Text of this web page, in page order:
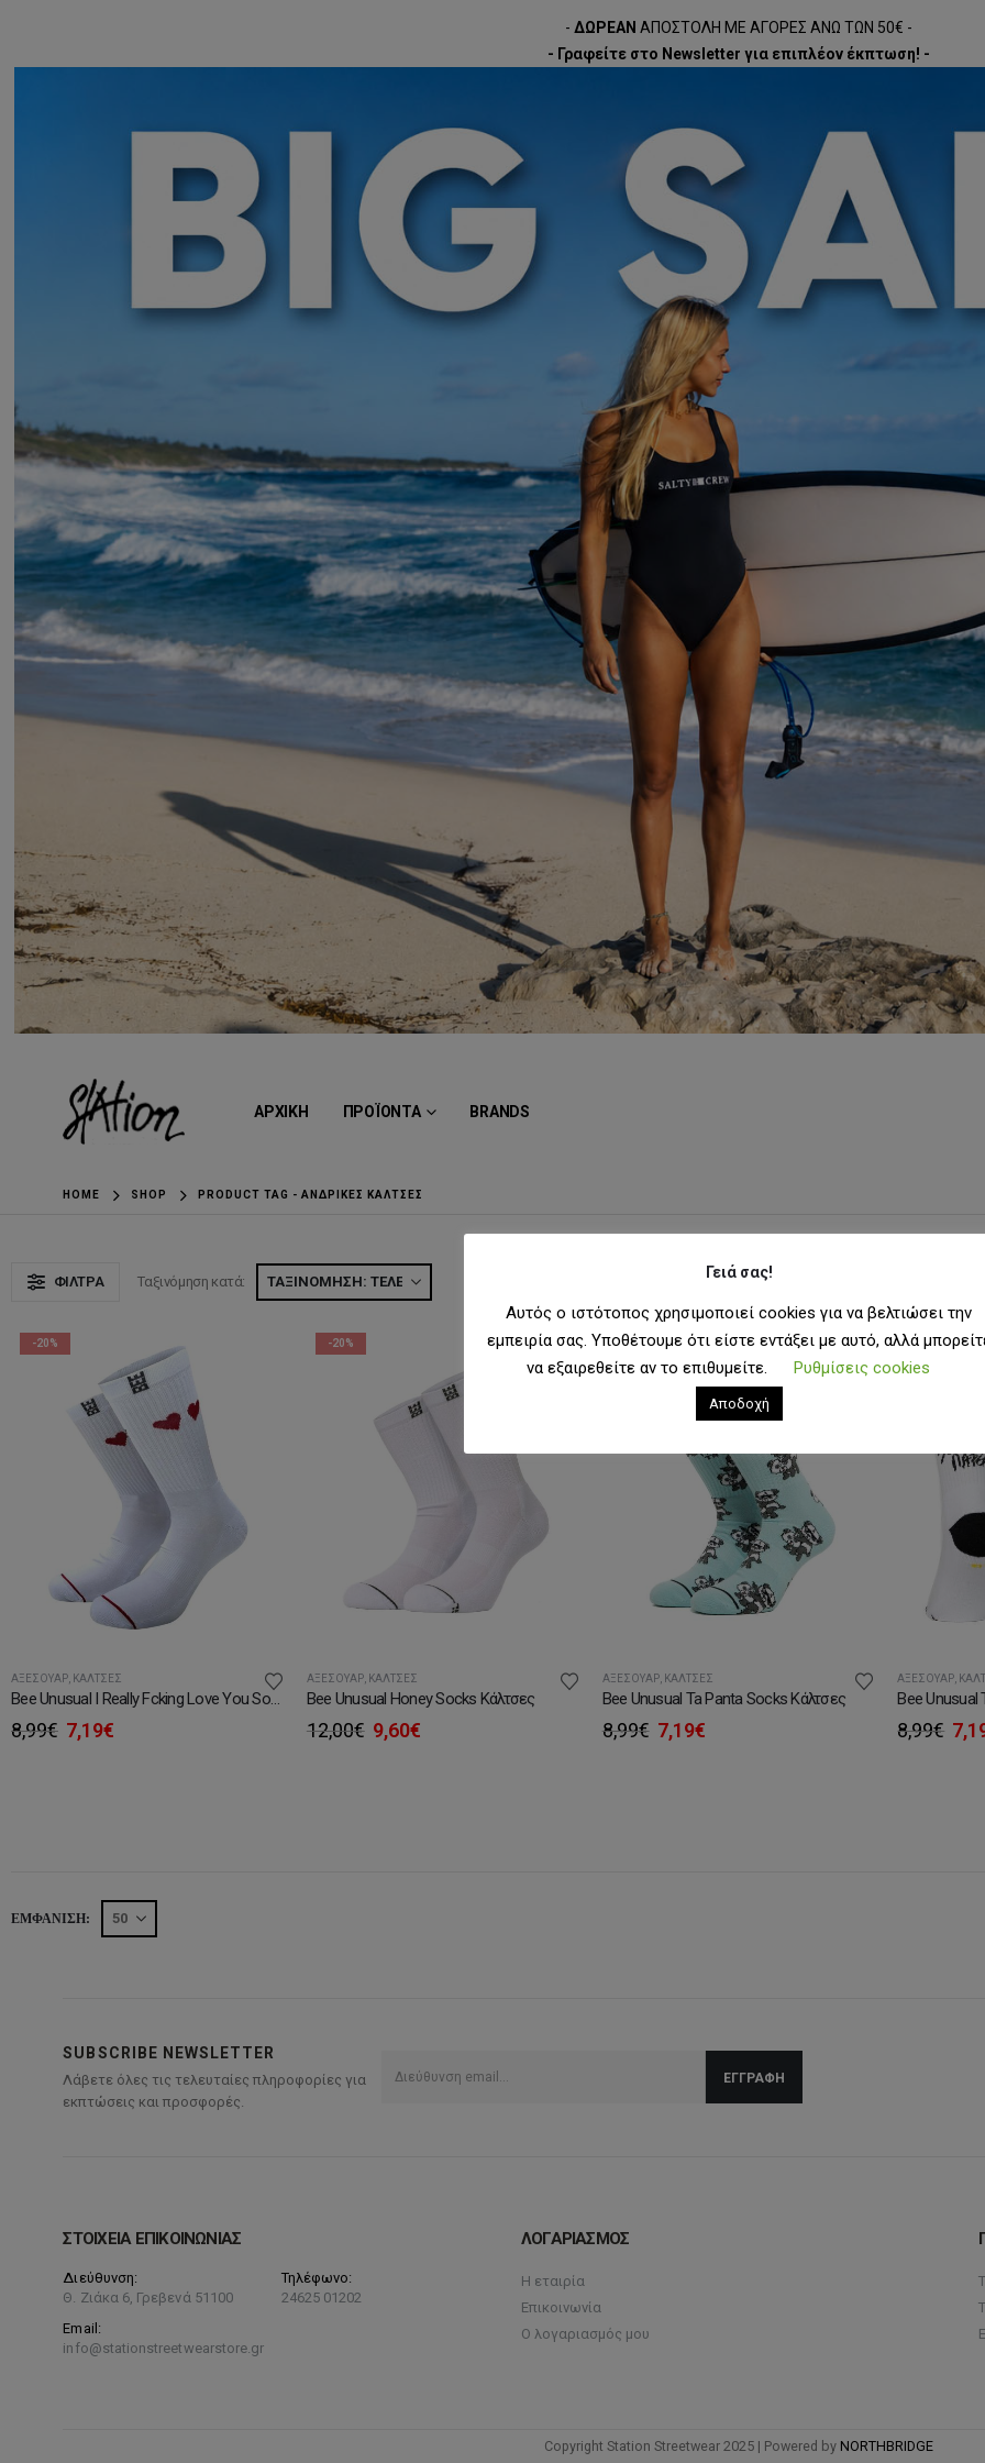
- ΔΩΡΕΑΝ ΑΠΟΣΤΟΛΗ ΜΕ ΑΓΟΡΕΣ ΑΝΩ ΤΩΝ 50€ -
- Γραφείτε στο Newsletter για επιπλέον έκπτωση! -
ΑΡΧΙΚΗ ΠΡΟΪΟΝΤΑ BRANDS
HOME SHOP PRODUCT TAG -ΑΝΔΡΙΚΈΣ ΚΆΛΤΣΕΣ
ΦΊΛΤΡΑ Ταξινόμηση κατά:
-20%
ΑΞΕΣΟΥΆΡ, ΚΆΛΤΣΕΣ
Bee Unusual I Really Fcking Love You Socks
8,99€ Original
7,19€
-20%
ΑΞΕΣΟΥΆΡ, ΚΆΛΤΣΕΣ
Bee Unusual Honey Socks Κάλτσες
12,00€ Original
9,60€Η
-20%
ΑΞΕΣΟΥΆΡ, ΚΆΛΤΣΕΣ
Bee Unusual Ta Panta Socks Κάλτσες
8,99€ Original
7,19€Η
-20%
ΑΞΕΣΟΥΆΡ,
Bee Unusual
8,99€
ΕΜΦΆΝΙΣΗ:
SUBSCRIBE NEWSLETTER
Λάβετε όλες τις τελευταίες πληροφορίες για
εκπτώσεις και προσφορές.
ΣΤΟΙΧΕΙΑ ΕΠΙΚΟΙΝΩΝΙΑΣ
Διεύθυνση:
Θ. Ζιάκα 6, Γρεβενά 51100
Τηλέφωνο:
24625 01202
Email:
info@stationstreetwearstore.gr
ΛΟΓΑΡΙΑΣΜΟΣ
Η εταιρία
Επικοινωνία
Ο λογαριασμός μου
Copyright Station Streetwear 2025 | Powered by NORTHBRIDGE
Γειά σας!
Αυτός ο ιστότοπος χρησιμοποιεί cookies για να βελτιώσει την
εμπειρία σας. Υποθέτουμε ότι είστε εντάξει με αυτό, αλλά
να εξαιρεθείτε αν το επιθυμείτε.
Ρυθμίσεις cookies
Αποδοχή